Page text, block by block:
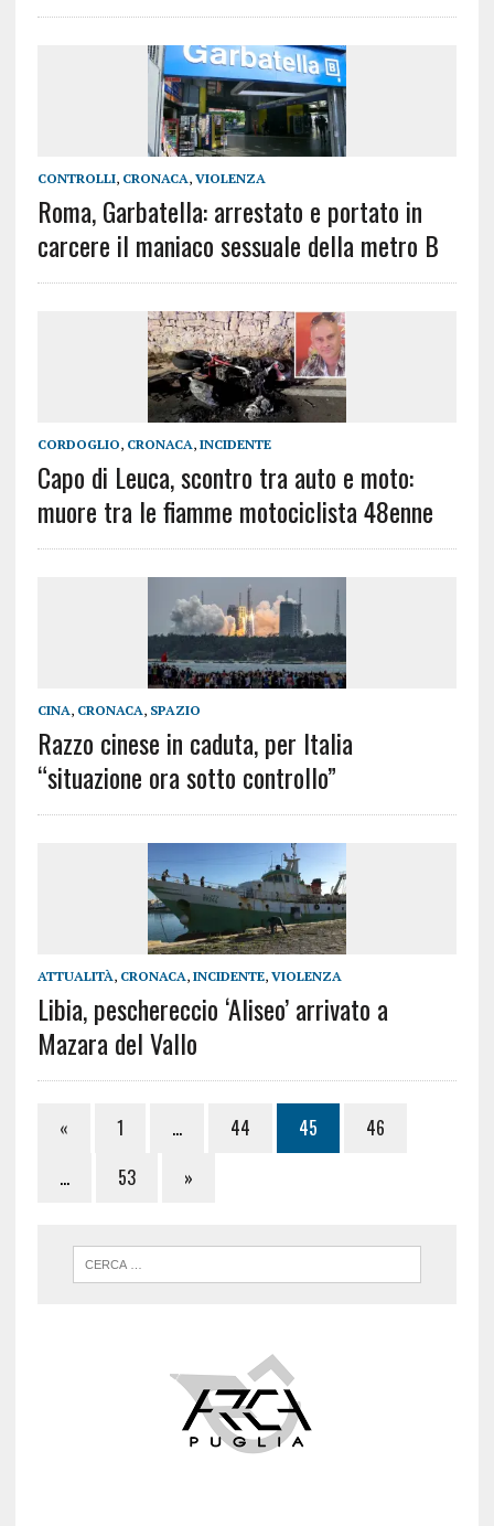
CONTROLLI, CRONACA, VIOLENZA
Roma, Garbatella: arrestato e portato in
carcere il maniaco sessuale della metro B
CORDOGLIO, CRONACA, INCIDENTE
Capo di Leuca, scontro tra auto e moto:
muore tra le fiamme motociclista 48enne
CINA, CRONACA, SPAZIO
Razzo cinese in caduta, per Italia
“situazione ora sotto controllo”
ATTUALITÀ, CRONACA, INCIDENTE, VIOLENZA
Libia, peschereccio ‘Aliseo’ arrivato a
Mazara del Vallo
« 1 … 44 45
46
…
53 »